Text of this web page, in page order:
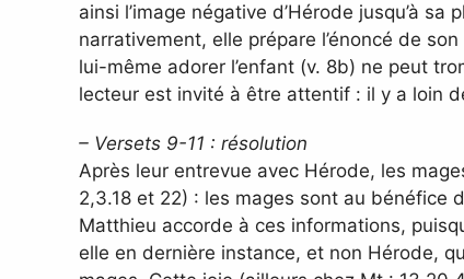
ainsi l’image négative d’Hérode jusqu’à
narrativement, elle prépare l’énoncé de
lui-même adorer l’enfant (v. 8b) ne peut
lecteur est invité à être attentif : il y a loin
– Versets 9-11 : résolution
Après leur entrevue avec Hérode, les
2,3.18 et 22) : les mages sont au bénéfice
Matthieu accorde à ces informations,
elle en dernière instance, et non Hérode,